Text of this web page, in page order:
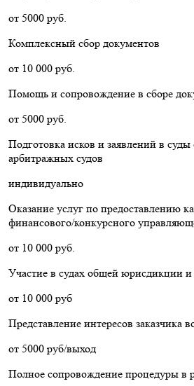
от 5000 руб.
Комплексный сбор документов
от 10 000 руб.
Помощь и сопровождение в сборе
от 5000 руб.
Подготовка исков и заявлений в
арбитражных судов
индивидуально
Оказание услуг по предоставлению
финансового/конкурсного
от 10 000 руб.
Участие в судах общей юрисдикции
от 10 000 руб
Представление интересов заказчика
от 5000 руб/выход
Полное сопровождение процедуры в